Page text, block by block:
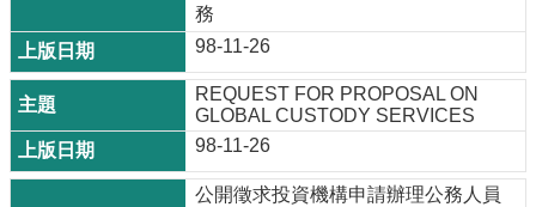
務
98-11-26
REQUEST FOR PROPOSAL ON
GLOBAL CUSTODY SERVICES
98-11-26
公開徵求投資機構申請辦理公務人員